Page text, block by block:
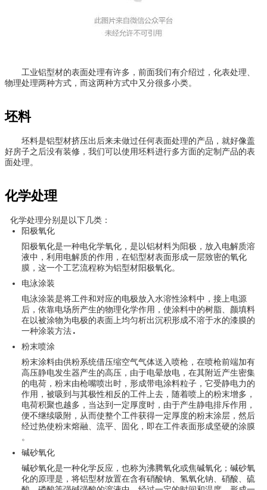
工业铝型材的表面处理有许多，前面我们有介绍过，化表处理、
物理处理两种方式，而这两种方式中又分很多小类。
坯料
坯料是铝型材挤压出后来未做过任何表面处理的产品，就好像盖
好房子之后没有装修，我们可以使用坯料进行多方面的定制产品的表
面处理。
化学处理
化学处理分别是以下几类：
阳极氧化
阳极氧化是一种电化学氧化，是以铝材料为阳极，放入电解质溶
液中，利用电解质的作用，在铝型材表面形成一层致密的氧化
膜，这一个工艺流程称为铝型材阳极氧化。
电泳涂装
电泳涂装是将工件和对应的电极放入水溶性涂料中，接上电源
后，依靠电场所产生的物理化学作用，使涂料中的树脂、颜填料
在以被涂物为电极的表面上均匀析出沉积形成不溶于水的漆膜的
一种涂装方法.
粉末喷涂
粉末涂料由供粉系统借压缩空气气体送入喷枪，在喷枪前端加有
高压静电发生器产生的高压，由于电晕放电，在其附近产生密集
的电荷，粉末由枪嘴喷出时，形成带电涂料粒子，它受静电力的
作用，被吸到与其极性相反的工件上去，随着喷上的粉末增多，
电荷积聚也越多，当达到一定厚度时，由于产生静电排斥作用，
便不继续吸附，从而使整个工件获得一定厚度的粉末涂层，然后
经过热使粉末熔融、流平、固化，即在工件表面形成坚硬的涂膜
。
碱砂氧化
碱砂氧化是一种化学反应，也称为沸腾氧化或焦碱氧化；碱砂氧
化的原理是，将铝型材放置在含有硝酸钠、氢氧化钠、硝酸、硫